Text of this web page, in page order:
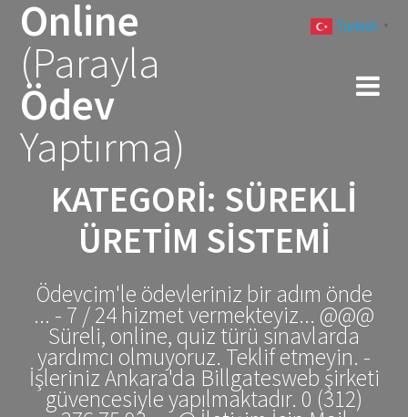
Online
(Parayla
Ödev
Yaptırma)
KATEGORI: SÜREKLI
ÜRETIM SISTEMI
Ödevcim'le ödevleriniz bir adım önde
... - 7 / 24 hizmet vermekteyiz... @@@
Süreli, online, quiz türü sınavlarda
yardımcı olmuyoruz. Teklif etmeyin. -
İşleriniz Ankara'da Billgatesweb şirketi
güvencesiyle yapılmaktadır. 0 (312)
Turkish ▼